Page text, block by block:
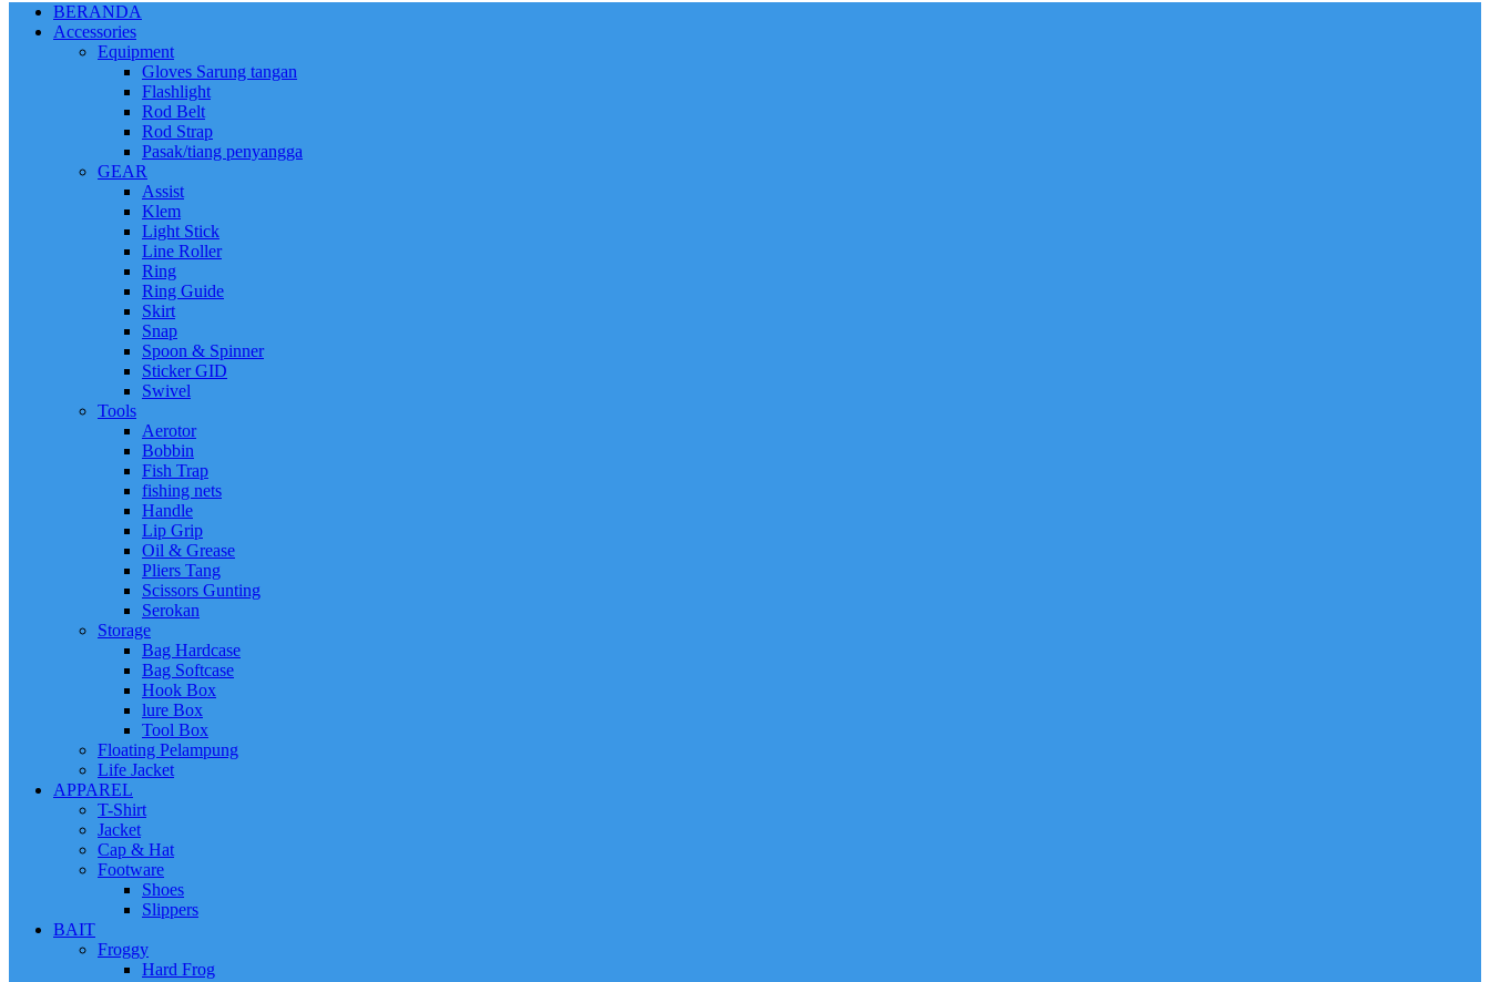
BERANDA
Accessories
Equipment
Gloves Sarung tangan
Flashlight
Rod Belt
Rod Strap
Pasak/tiang penyangga
GEAR
Assist
Klem
Light Stick
Line Roller
Ring
Ring Guide
Skirt
Snap
Spoon & Spinner
Sticker GID
Swivel
Tools
Aerotor
Bobbin
Fish Trap
fishing nets
Handle
Lip Grip
Oil & Grease
Pliers Tang
Scissors Gunting
Serokan
Storage
Bag Hardcase
Bag Softcase
Hook Box
lure Box
Tool Box
Floating Pelampung
Life Jacket
APPAREL
T-Shirt
Jacket
Cap & Hat
Footware
Shoes
Slippers
BAIT
Froggy
Hard Frog